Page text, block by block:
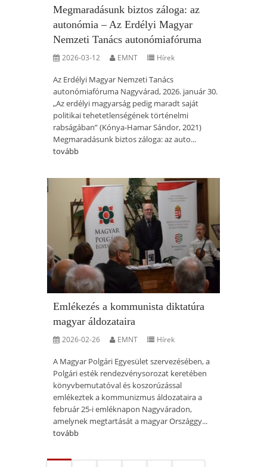
Megmaradásunk biztos záloga: az
autonómia – Az Erdélyi Magyar
Nemzeti Tanács autonómiafóruma
2026-03-12 EMNT Hírek
Az Erdélyi Magyar Nemzeti Tanács
autonómiafóruma Nagyvárad, 2026. január 30.
„Az erdélyi magyarság pedig maradt saját
politikai tehetetlenségének történelmi
rabságában” (Kónya-Hamar Sándor, 2021)
Megmaradásunk biztos záloga: az auto...
tovább
Emlékezés a kommunista diktatúra
magyar áldozataira
2026-02-26 EMNT Hírek
A Magyar Polgári Egyesület szervezésében, a
Polgári esték rendezvénysorozat keretében
könyvbemutatóval és koszorúzással
emlékeztek a kommunizmus áldozataira a
február 25-i emléknapon Nagyváradon,
amelynek megtartását a magyar Országgy...
tovább